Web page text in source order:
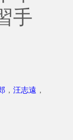
手
， 汪志遠 ，